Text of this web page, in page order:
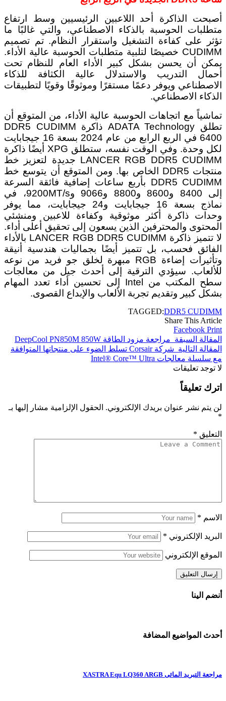
أصبحت الذاكرة أحد اللاعبين الرئيسيين وسط ارتفاع
متطلبات الحوسبة بالذكاء الاصطناعي، والتي غالبًا ما
تؤثر على كفاءة التشغيل واستقرار النظام. تم تصميم
CUDIMM خصيصًا لتلبية متطلبات الحوسبة عالية الأداء.
يمكن أن يحسن بشكل كبير الأداء العام للنظام تحت
أحمال التدريب والاستدلال عالية الكثافة للذكاء
الاصطناعي ويوفر دعمًا مستقرًا وموثوقًا وقويًا لتطبيقات
الذكاء الاصطناعي.
تماشياً مع اتجاهات الحوسبة عالية الأداء، من المتوقع أن
تطلق ADATA Technology ذاكرة DDR5 CUDIMM
6400 في الربع الرابع من عام 2024 بسعة 16 جيجابايت
لكل وحدة. وفي الوقت نفسه، ستطلق XPG أيضًا ذاكرة
LANCER RGB DDR5 CUDIMM جديدة لتعزيز خط
منتجات DDR5 الخاص بها. ومن المتوقع أن يتوسع خط
DDR5 CUDIMM بأربع ساعات إضافية فائقة السرعة
إلى 8400 و8600 و8800 و9066 و9200MT/s، في
نماذج بسعة 16 جيجابايت و24 جيجابايت، مما يوفر
وحدات ذاكرة أكثر موثوقية وكفاءة للاعبين ومنشئي
المحتوى والمحترفين الذين يسعون إلى تحقيق أعلى أداء.
لا تتميز ذاكرة LANCER RGB DDR5 CUDIMM بالأداء
الفائق فحسب، بل تتميز أيضًا بجماليات هندسية أنيقة
وتأثيرات إضاءة RGB مبهرة لخلق جو فريد من نوعه
للألعاب. سيؤدي الترقية إلى أحدث جيل من معالجات
سطح المكتب من Intel إلى تحسين أداء تعدد المهام
بشكل كبير وتقديم تجربة الألعاب والإبداع القصوى.
TAGGED:DDR5 CUDIMM
Share This Article
Facebook Print
المقالة السبقة مراجعة مزود الطاقة DeepCool PN850M 850W
المقالة التالية
شركة Corsair تسلط الضوء على منتجاتها المتوافقة
مع سلسلة معالجات Intel® Core™ Ultra
لا توجد تعليقات
اترك تعليقاً
لن يتم نشر عنوان بريدك الإلكتروني. الحقول الإلزامية مشار إليها بـ
*
التعليق *
الاسم *
البريد الإلكتروني *
الموقع الإلكتروني
أنضم الينا
أحدث المواضيع المضافة
مراجعة التبريد المائى XASTRA Equ LQ360 ARGB